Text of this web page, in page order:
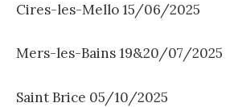
Cires-les-Mello 15/06/2025
Mers-les-Bains 19&20/07/2025
Saint Brice 05/10/2025